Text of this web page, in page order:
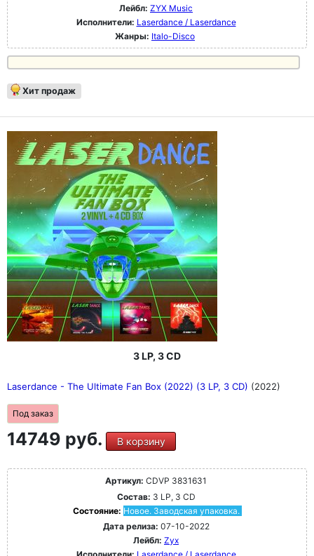
Лейбл: ZYX Music
Исполнители: Laserdance / Laserdance
Жанры: Italo-Disco
Хит продаж
3 LP, 3 CD
Laserdance - The Ultimate Fan Box (2022) (3 LP, 3 CD) (2022)
Под заказ
14749 руб. В корзину
Артикул: CDVP 3831631
Состав: 3 LP, 3 CD
Состояние: Новое. Заводская упаковка.
Дата релиза: 07-10-2022
Лейбл: Zyx